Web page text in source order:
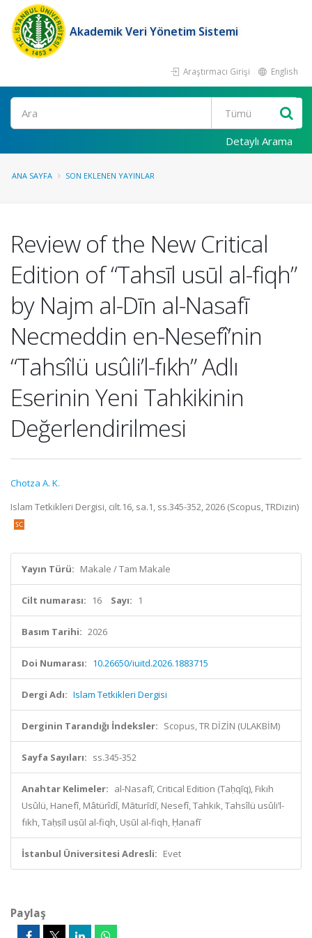
Akademik Veri Yönetim Sistemi
Araştırmacı Girişi English
Ara
Detaylı Arama
ANA SAYFA SON EKLENEN YAYINLAR
Review of the New Critical
Edition of “Tahsīl usūl al-fiqh”
by Najm al-Dīn al-Nasafī
Necmeddin en-Nesefî’nin
“Tahsîlü usûli’l-fıkh” Adlı
Eserinin Yeni Tahkikinin
Değerlendirilmesi
Chotza A. K.
Islam Tetkikleri Dergisi, cilt.16, sa.1, ss.345-352, 2026 (Scopus, TRDizin)
Yayın Türü: Makale / Tam Makale
Cilt numarası: 16 Sayı: 1
Basım Tarihi: 2026
Doi Numarası: 10.26650/iuitd.2026.1883715
Dergi Adı: Islam Tetkikleri Dergisi
Derginin Tarandığı İndeksler: Scopus, TR DİZİN (ULAKBİM)
Sayfa Sayıları: ss.345-352
Anahtar Kelimeler: al-Nasafī, Critical Edition (Taḥqīq), Fıkıh
Usûlü, Hanefî, Mâtürîdî, Māturīdī, Nesefî, Tahkik, Tahsîlü usûli’l-
fıkh, Taḥṣīl uṣūl al-fiqh, Uṣūl al-fiqh, Ḥanafī
İstanbul Üniversitesi Adresli: Evet
Paylaş